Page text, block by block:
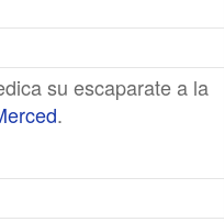
su escaparate a la
.